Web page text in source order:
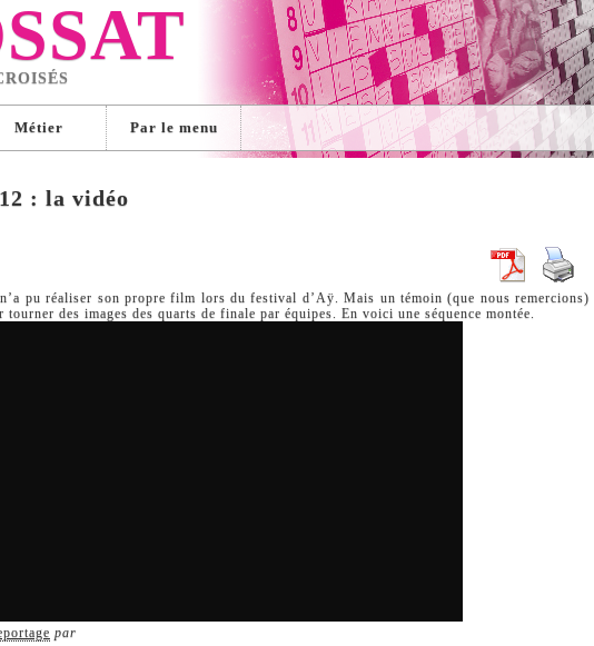
Métier Par le menu
: la vidéo
pu réaliser son propre film lors du festival d’Aÿ. Mais un témoin (que nous remercions)
tourner des images des quarts de finale par équipes. En voici une séquence montée.
par